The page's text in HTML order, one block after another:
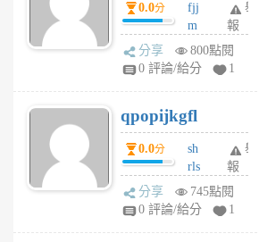
月
前
0.0分
fjj
m
w
rs
6
個
月
前
舉
報
分享
800點閱
0 評論/給分
1
qpopijkgfl
0.0分
sh
rls
k
m
舉
報
分享
745點閱
0 評論/給分
1